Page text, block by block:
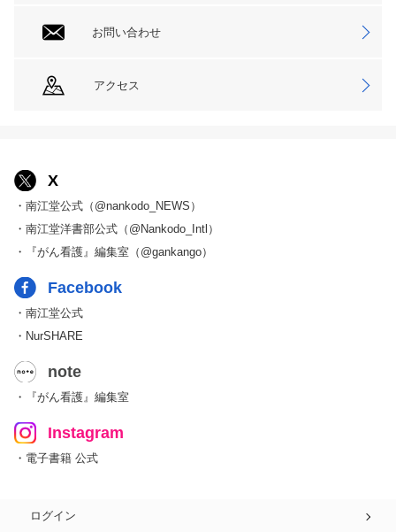
お問い合わせ
アクセス
X
・南江堂公式（@nankodo_NEWS）
・南江堂洋書部公式（@Nankodo_Intl）
・『がん看護』編集室（@gankango）
Facebook
・南江堂公式
・NurSHARE
note
・『がん看護』編集室
Instagram
・電子書籍 公式
ログイン